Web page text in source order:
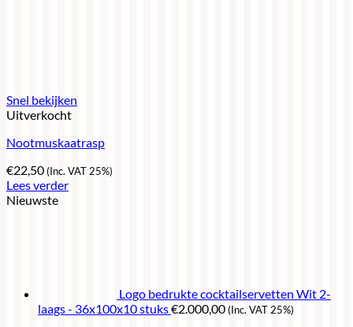
Snel bekijken
Uitverkocht
Nootmuskaatrasp
€22,50(Inc. VAT 25%)
Lees verder
Nieuwste
Logo bedrukte cocktailservetten Wit 2-
laags - 36x100x10 stuks€2.000,00(Inc. VAT 25%)